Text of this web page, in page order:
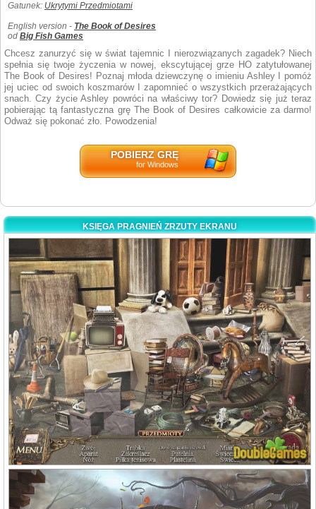
Gatunek: Ukrytymi Przedmiotami
English version - The Book of Desires
od Big Fish Games
Chcesz zanurzyć się w świat tajemnic I nierozwiązanych zagadek? Niech
spełnia się twoje życzenia w nowej, ekscytującej grze HO zatytułowanej
The Book of Desires! Poznaj młoda dziewczynę o imieniu Ashley I pomóż
jej uciec od swoich koszmarów I zapomnieć o wszystkich przerażających
snach. Czy życie Ashley powróci na właściwy tor? Dowiedz się już teraz
pobierając tą fantastyczna grę The Book of Desires całkowicie za darmo!
Odważ się pokonać zło. Powodzenia!
POBIERZ GRĘ
for Windows
KSIĘGA PRAGNIEŃ ZRZUTY EKRANU